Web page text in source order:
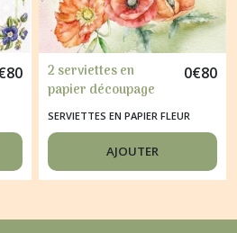
80
2 serviettes en
papier découpage
collage 33 cm
BOQUET DE
COQUEICOTS FLSS
100
0€80
SERVIETTES EN PAPIER FLEUR
AJOUTER